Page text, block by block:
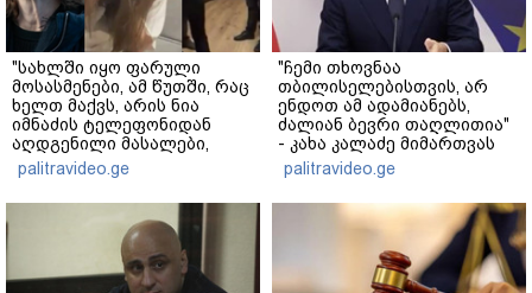
"სახლში იყო ფარული
მოსასმენები, ამ წუთში, რაც
ხელთ მაქვს, არის ნია
იმნაძის ტელეფონიდან
აღდგენილი მასალები,
არის ანძები, დეტალურები"
- ეკა კუპატაძე
palitravideo.ge
"ჩემი თხოვნაა
თბილისელებისთვის, არ
ენდოთ ამ ადამიანებს,
ძალიან ბევრი თაღლითია"
- კახა კალაძე მიმართვას
ავრცელებს
palitravideo.ge